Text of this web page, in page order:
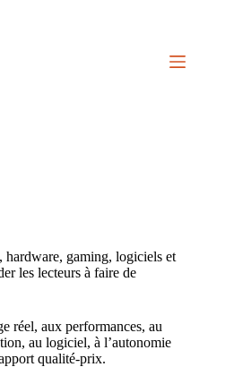
hardware, gaming, logiciels et
les lecteurs à faire de
réel, aux performances, au
au logiciel, à l’autonomie
qualité-prix.